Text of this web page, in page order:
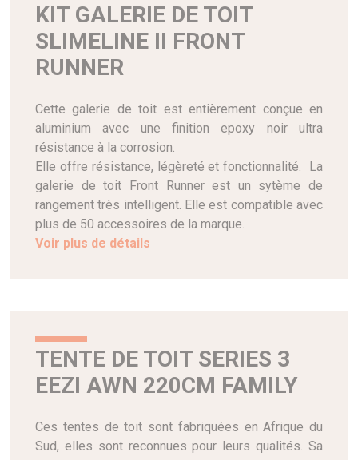
KIT GALERIE DE TOIT
SLIMELINE II FRONT
RUNNER
Cette galerie de toit est entièrement conçue en
aluminium avec une finition epoxy noir ultra
résistance à la corrosion.
Elle offre résistance, légèreté et fonctionnalité. La
galerie de toit Front Runner est un sytème de
rangement très intelligent. Elle est compatible avec
plus de 50 accessoires de la marque.
Voir plus de détails
TENTE DE TOIT SERIES 3
EEZI AWN 220CM FAMILY
Ces tentes de toit sont fabriquées en Afrique du
Sud, elles sont reconnues pour leurs qualités. Sa